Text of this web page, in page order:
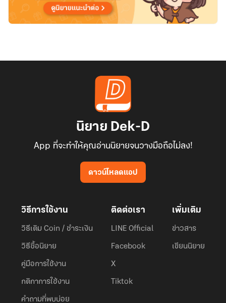
นิยาย Dek-D
App ที่จะทำให้คุณอ่านนิยายจนวางมือถือไม่ลง!
ดาวน์โหลดแอป
วิธีการใช้งาน
วิธีเติม Coin / ชำระเงิน
วิธีซื้อนิยาย
คู่มือการใช้งาน
กติกาการใช้งาน
คำถามที่พบบ่อย
ติดต่อเรา
LINE Official
Facebook
X
Tiktok
เพิ่มเติม
ข่าวสาร
เขียนนิยาย